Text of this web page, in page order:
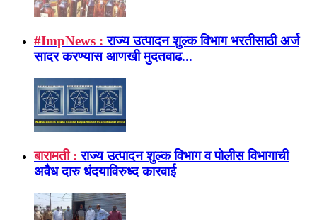
#ImpNews : राज्य उत्पादन शुल्क विभाग भरतीसाठी अर्ज
सादर करण्यास आणखी मुदतवाढ...
बारामती : राज्य उत्पादन शुल्क विभाग व पोलीस विभागाची
अवैध दारु धंदयाविरुध्द कारवाई